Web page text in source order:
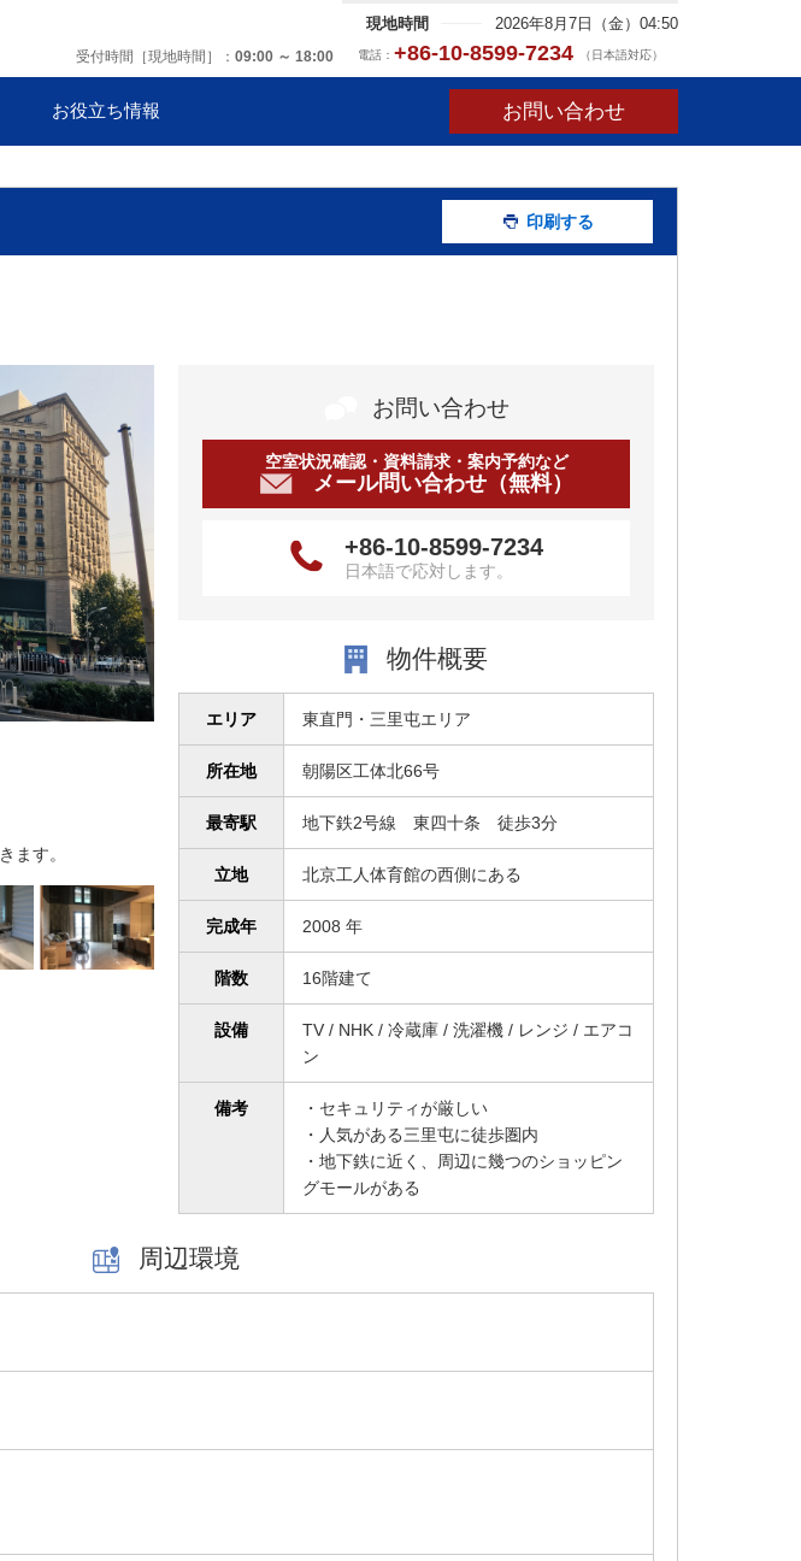
現地時間 2026年8月7日（金）04:50
受付時間［現地時間］ 09:00 ～ 18:00 電話： +86-10-8599-7234 （日本語対応）
お役立ち情報 お問い合わせ
印刷する
ます。
お問い合わせ
空室状況確認・資料請求・案内予約など
メール問い合わせ（無料）
+86-10-8599-7234
日本語で応対します。
物件概要
エリア 東直門・三里屯エリア
所在地 朝陽区工体北66号
最寄駅 地下鉄2号線 東四十条 徒歩3分
立地 北京工人体育館の西側にある
完成年 2008 年
階数 16階建て
設備
TV / NHK / 冷蔵庫 / 洗濯機 / レンジ / エアコ
ン
備考
・セキュリティが厳しい
・人気がある三里屯に徒歩圏内
・地下鉄に近く、周辺に幾つのショッピン
グモールがある
周辺環境